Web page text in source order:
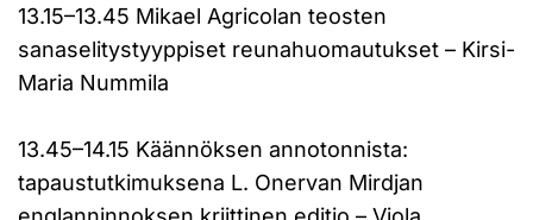
13.15–13.45 Mikael Agricolan teosten
sanaselitystyyppiset reunahuomautukset – Kirsi-
Maria Nummila
13.45–14.15 Käännöksen annotonnista:
tapaustutkimuksena L. Onervan Mirdjan